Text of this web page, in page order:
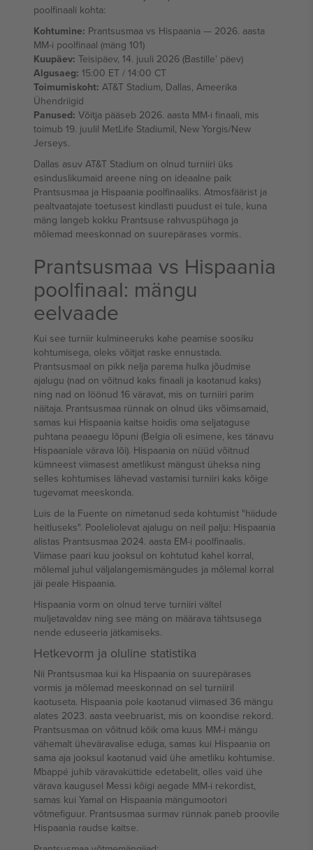
poolfinaali kohta:
Kohtumine: Prantsusmaa vs Hispaania — 2026. aasta
MM-i poolfinaal (mäng 101)
Kuupäev: Teisipäev, 14. juuli 2026 (Bastille' päev)
Algusaeg: 15:00 ET / 14:00 CT
Toimumiskoht: AT&T Stadium, Dallas, Ameerika
Ühendriigid
Panused: Võitja pääseb 2026. aasta MM-i finaali, mis
toimub 19. juulil MetLife Stadiumil, New Yorgis/New
Jerseys.
Dallas asuv AT&T Stadium on olnud turniiri üks
esinduslikumaid areene ning on ideaalne paik
Prantsusmaa ja Hispaania poolfinaaliks. Atmosfäärist ja
pealtvaatajate toetusest kindlasti puudust ei tule, kuna
mäng langeb kokku Prantsuse rahvuspühaga ja
mõlemad meeskonnad on suurepärases vormis.
Prantsusmaa vs Hispaania
poolfinaal: mängu
eelvaade
Kui see turniir kulmineeruks kahe peamise soosiku
kohtumisega, oleks võitjat raske ennustada.
Prantsusmaal on pikk nelja parema hulka jõudmise
ajalugu (nad on võitnud kaks finaali ja kaotanud kaks)
ning nad on löönud 16 väravat, mis on turniiri parim
näitaja. Prantsusmaa rünnak on olnud üks võimsamaid,
samas kui Hispaania kaitse hoidis oma seljataguse
puhtana peaaegu lõpuni (Belgia oli esimene, kes tänavu
Hispaaniale värava lõi). Hispaania on nüüd võitnud
kümneest viimasest ametlikust mängust üheksa ning
selles kohtumises lähevad vastamisi turniiri kaks kõige
tugevamat meeskonda.
Luis de la Fuente on nimetanud seda kohtumist "hiidude
heitluseks". Pooleliolevat ajalugu on neil palju: Hispaania
alistas Prantsusmaa 2024. aasta EM-i poolfinaalis.
Viimase paari kuu jooksul on kohtutud kahel korral,
mõlemal juhul väljalangemismängudes ja mõlemal korral
jäi peale Hispaania.
Hispaania vorm on olnud terve turniiri vältel
muljetavaldav ning see mäng on määrava tähtsusega
nende eduseeria jätkamiseks.
Hetkevorm ja oluline statistika
Nii Prantsusmaa kui ka Hispaania on suurepärases
vormis ja mõlemad meeskonnad on sel turniiril
kaotuseta. Hispaania pole kaotanud viimased 36 mängu
alates 2023. aasta veebruarist, mis on koondise rekord.
Prantsusmaa on võitnud kõik oma kuus MM-i mängu
vähemalt üheväravalise eduga, samas kui Hispaania on
sama aja jooksul kaotanud vaid ühe ametliku kohtumise.
Mbappé juhib väravaküttide edetabelit, olles vaid ühe
värava kaugusel Messi kõigi aegade MM-i rekordist,
samas kui Yamal on Hispaania mängumootori
võtmefiguur. Prantsusmaa surmav rünnak paneb proovile
Hispaania raudse kaitse.